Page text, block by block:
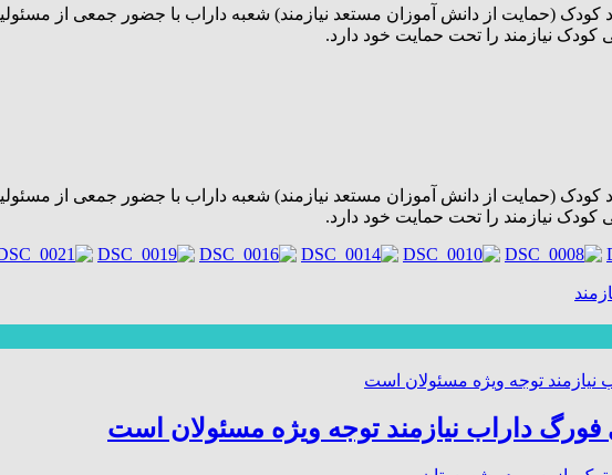
کودک نیازمند را تحت حمایت خود دارد.
کودک نیازمند را تحت حمایت خود دارد.
داراب نیازمند توجه ویژه مسئولان است